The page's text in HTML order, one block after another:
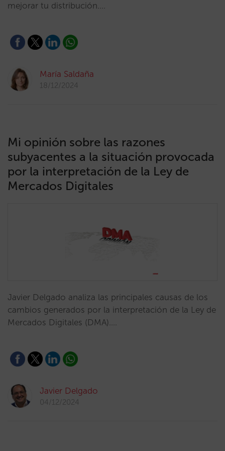
mejorar tu distribución.…
María Saldaña
18/12/2024
Mi opinión sobre las razones
subyacentes a la situación provocada
por la interpretación de la Ley de
Mercados Digitales
Javier Delgado analiza las principales causas de los
cambios generados por la interpretación de la Ley de
Mercados Digitales (DMA).…
Javier Delgado
04/12/2024